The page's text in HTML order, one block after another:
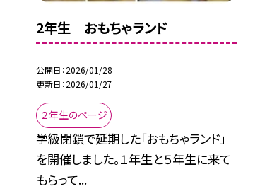
2年生 おもちゃランド
公開日 2026/01/28
更新日 2026/01/27
２年生のページ
学級閉鎖で延期した「おもちゃランド」
を開催しました。１年生と５年生に来て
もらって...